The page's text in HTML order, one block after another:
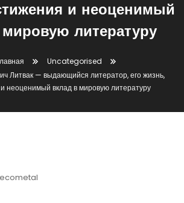
и неоценимый
литературу
Uncategorised
Литвак — выдающийся литератор, его жизнь,
неоценимый вклад в мировую литературу